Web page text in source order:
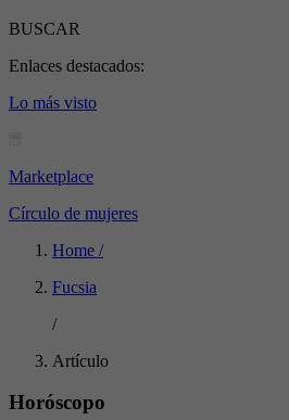
BUSCAR
Enlaces destacados:
Lo más visto
Marketplace
Círculo de mujeres
Home /
Fucsia
/
Artículo
Horóscopo